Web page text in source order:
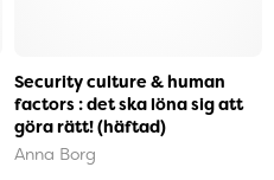
Security culture & human
factors : det ska löna sig att
göra rätt! (häftad)
Anna Borg